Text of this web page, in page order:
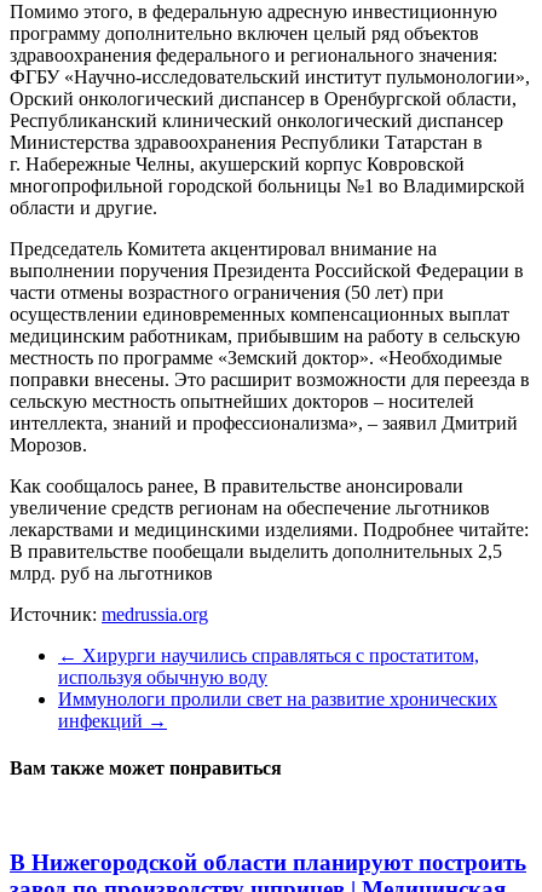
Помимо этого, в федеральную адресную инвестиционную
программу дополнительно включен целый ряд объектов
здравоохранения федерального и регионального значения:
ФГБУ «Научно-исследовательский институт пульмонологии»,
Орский онкологический диспансер в Оренбургской области,
Республиканский клинический онкологический диспансер
Министерства здравоохранения Республики Татарстан в
г. Набережные Челны, акушерский корпус Ковровской
многопрофильной городской больницы №1 во Владимирской
области и другие.
Председатель Комитета акцентировал внимание на
выполнении поручения Президента Российской Федерации в
части отмены возрастного ограничения (50 лет) при
осуществлении единовременных компенсационных выплат
медицинским работникам, прибывшим на работу в сельскую
местность по программе «Земский доктор». «Необходимые
поправки внесены. Это расширит возможности для переезда в
сельскую местность опытнейших докторов – носителей
интеллекта, знаний и профессионализма», – заявил Дмитрий
Морозов.
Как сообщалось ранее, В правительстве анонсировали
увеличение средств регионам на обеспечение льготников
лекарствами и медицинскими изделиями. Подробнее читайте:
В правительстве пообещали выделить дополнительных 2,5
млрд. руб на льготников
Источник: medrussia.org
← Хирурги научились справляться с простатитом,
используя обычную воду
Иммунологи пролили свет на развитие хронических
инфекций →
Вам также может понравиться
В Нижегородской области планируют построить